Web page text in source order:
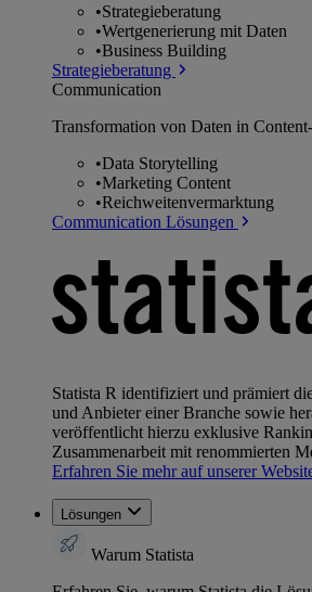
•Strategieberatung
•Wertgenerierung mit Daten
•Business Building
Strategieberatung
Communication
Transformation von Daten in
•Data Storytelling
•Marketing Content
•Reichweitenvermarktung
Communication Lösungen
Statista R identifiziert und prämiert
und Anbieter einer Branche sowie
veröffentlicht hierzu exklusive
Zusammenarbeit mit renommierten
Erfahren Sie mehr auf unserer
Lösungen
Warum Statista